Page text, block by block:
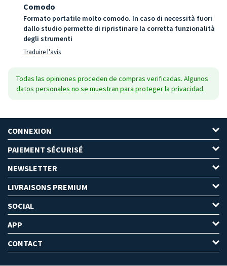
Comodo
Formato portatile molto comodo. In caso di necessità fuori
dallo studio permette di ripristinare la corretta funzionalità
degli strumenti
Traduire l'avis
Todas las opiniones proceden de compras verificadas. Algunos
datos personales no se muestran para proteger la privacidad.
CONNEXION
PAIEMENT SÉCURISÉ
NEWSLETTER
LIVRAISONS PREMIUM
SOCIAL
APP
CONTACT